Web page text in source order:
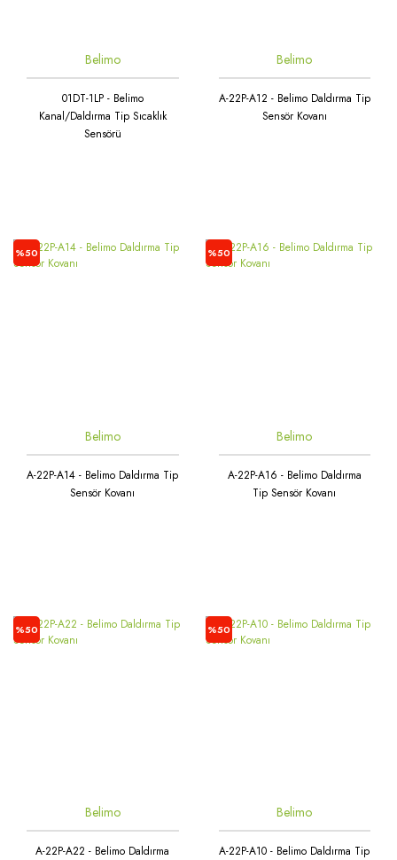
Belimo
01DT-1LP - Belimo
Kanal/Daldırma Tip Sıcaklık
Sensörü
Belimo
A-22P-A12 - Belimo Daldırma Tip
Sensör Kovanı
%50
Belimo
A-22P-A14 - Belimo Daldırma Tip
Sensör Kovanı
%50
Belimo
A-22P-A16 - Belimo Daldırma
Tip Sensör Kovanı
%50
Belimo
A-22P-A22 - Belimo Daldırma
%50
Belimo
A-22P-A10 - Belimo Daldırma Tip